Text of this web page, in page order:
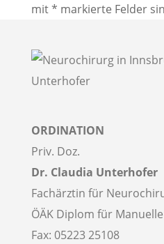
mit * markierte Felder
ORDINATION
Priv. Doz.
Dr. Claudia Unterhofer
Fachärztin für
ÖÄK Diplom für
Fax: 05223 25108